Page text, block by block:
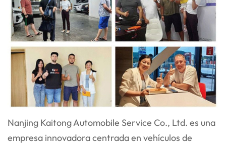
Nanjing Kaitong Automobile Service Co., Ltd. es una
empresa innovadora centrada en vehículos de